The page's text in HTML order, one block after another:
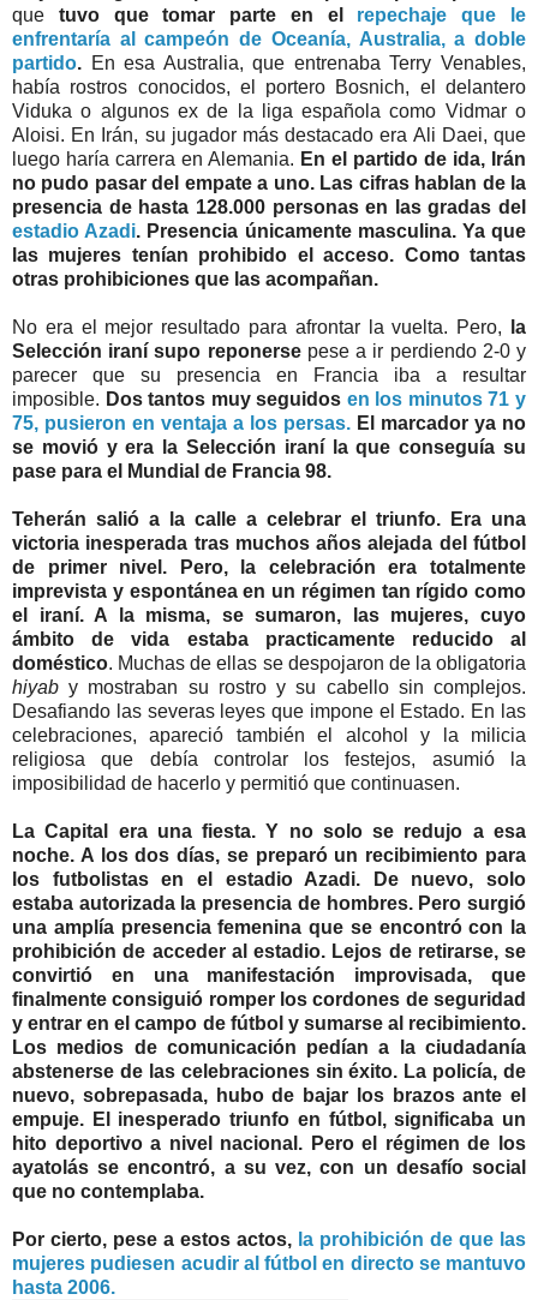
que tuvo que tomar parte en el repechaje que le
enfrentaría al campeón de Oceanía, Australia, a doble
partido. En esa Australia, que entrenaba Terry Venables,
había rostros conocidos, el portero Bosnich, el delantero
Viduka o algunos ex de la liga española como Vidmar o
Aloisi. En Irán, su jugador más destacado era Ali Daei, que
luego haría carrera en Alemania. En el partido de ida, Irán
no pudo pasar del empate a uno. Las cifras hablan de la
presencia de hasta 128.000 personas en las gradas del
estadio Azadi. Presencia únicamente masculina. Ya que
las mujeres tenían prohibido el acceso. Como tantas
otras prohibiciones que las acompañan.
No era el mejor resultado para afrontar la vuelta. Pero,
la
Selección iraní supo reponersepese a ir perdiendo 2-0 y
parecer que su presencia en Francia iba a resultar
imposible. Dos tantos muy seguidos en los minutos 71 y
75, pusieron en ventaja a los persas. El marcador ya no
se movió y era la Selección iraní la que conseguía su
pase para el Mundial de Francia 98.
Teherán salió a la calle a celebrar el triunfo. Era una
victoria inesperada tras muchos años alejada del fútbol
de primer nivel. Pero, la celebración era totalmente
imprevista y espontánea en un régimen tan rígido como
el iraní. A la misma, se sumaron, las mujeres, cuyo
ámbito de vida estaba practicamente reducido al
doméstico. Muchas de ellas se despojaron de la obligatoria
hiyab y mostraban su rostro y su cabello sin complejos.
Desafiando las severas leyes que impone el Estado. En las
celebraciones, apareció también el alcohol y la milicia
religiosa que debía controlar los festejos, asumió la
imposibilidad de hacerlo y permitió que continuasen.
La Capital era una fiesta. Y no solo se redujo a esa
noche. A los dos días, se preparó un recibimiento para
los futbolistas en el estadio Azadi. De nuevo, solo
estaba autorizada la presencia de hombres. Pero surgió
una amplía presencia femenina que se encontró con la
prohibición de acceder al estadio. Lejos de retirarse, se
convirtió en una manifestación improvisada, que
finalmente consiguió romper los cordones de seguridad
y entrar en el campo de fútbol y sumarse al recibimiento.
Los medios de comunicación pedían a la ciudadanía
abstenerse de las celebraciones sin éxito. La policía, de
nuevo, sobrepasada, hubo de bajar los brazos ante el
empuje. El inesperado triunfo en fútbol, significaba un
hito deportivo a nivel nacional. Pero el régimen de los
ayatolás se encontró, a su vez, con un desafío social
que no contemplaba.
Por cierto, pese a estos actos, la prohibición de que las
mujeres pudiesen acudir al fútbol en directo se mantuvo
hasta 2006.